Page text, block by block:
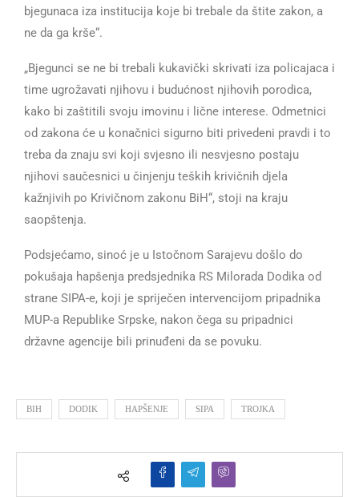
bjegunaca iza institucija koje bi trebale da štite zakon, a
ne da ga krše“.
„Bjegunci se ne bi trebali kukavički skrivati iza policajaca i
time ugrožavati njihovu i budućnost njihovih porodica,
kako bi zaštitili svoju imovinu i lične interese. Odmetnici
od zakona će u konačnici sigurno biti privedeni pravdi i to
treba da znaju svi koji svjesno ili nesvjesno postaju
njihovi saučesnici u činjenju teških krivičnih djela
kažnjivih po Krivičnom zakonu BiH“, stoji na kraju
saopštenja.
Podsjećamo, sinoć je u Istočnom Sarajevu došlo do
pokušaja hapšenja predsjednika RS Milorada Dodika od
strane SIPA-e, koji je spriječen intervencijom pripadnika
MUP-a Republike Srpske, nakon čega su pripadnici
državne agencije bili prinuđeni da se povuku.
BIH DODIK HAPŠENJE SIPA TROJKA